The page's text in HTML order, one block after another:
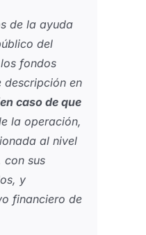
de la ayuda
del
fondos
descripción en
en caso de que
la operación,
al nivel
con sus
y
financiero de